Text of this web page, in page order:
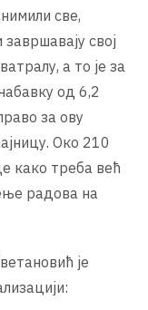
све,
свој
а то је за
од 6,2
за ову
Око 210
како треба већ
радова на
је